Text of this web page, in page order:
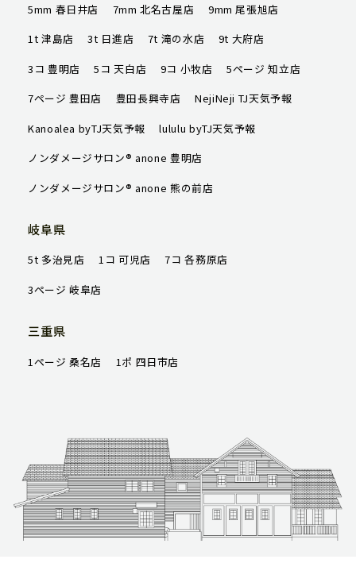
会社概要
求人情報
ご予約はこちら
5mm 春日井店
7mm 北名古屋店
9mm 尾張旭店
1t 津島店
3t 日進店 7t 滝の水店
9t 大府店
3コ 豊明店
5コ 天白店 9コ 小牧店
5ページ 知立店
7ページ 豊田店
豊田長興寺店
NejiNeji TJ天気予報
Kanoalea byTJ天気予報
lululu byTJ天気予報
ノンダメージサロン® anone 豊明店
ノンダメージサロン® anone 熊の前店
岐阜県
5t 多治見店 1コ 可児店
7コ 各務原店
3ページ 岐阜店
三重県
1ページ 桑名店 1ポ 四日市店